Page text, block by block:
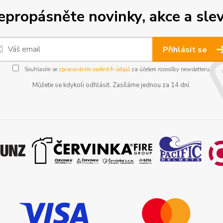
novinky, akce a
Přihlásit se
Souhlasím se zpracováním osobních údajůza účelem rozesílky newsletteru.
Můžete se kdykoli odhlásit. Zasíláme jednou za 14 dní.